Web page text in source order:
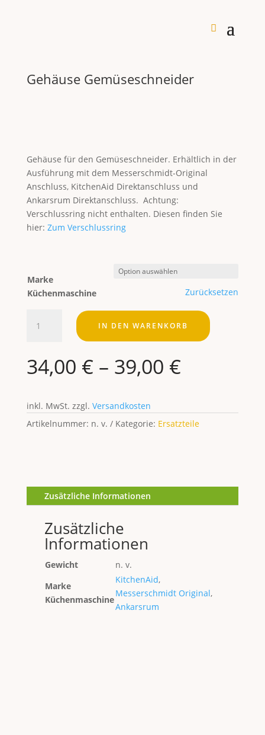
Gehäuse Gemüseschneider
Gehäuse für den Gemüseschneider. Erhältlich in der
Ausführung mit dem Messerschmidt-Original
Anschluss, KitchenAid Direktanschluss und
Ankarsrum Direktanschluss. Achtung:
Verschlussring nicht enthalten. Diesen finden Sie
hier: Zum Verschlussring
Marke
Küchenmaschine
Zurücksetzen
IN DEN WARENKORB
34,00 € – 39,00 €
inkl. MwSt. zzgl. Versandkosten
Artikelnummer: n. v. Kategorie: Ersatzteile
Zusätzliche Informationen
Zusätzliche
Informationen
Gewicht
n. v.
Marke
Küchenmaschine
KitchenAid,
Messerschmidt Original,
Ankarsrum